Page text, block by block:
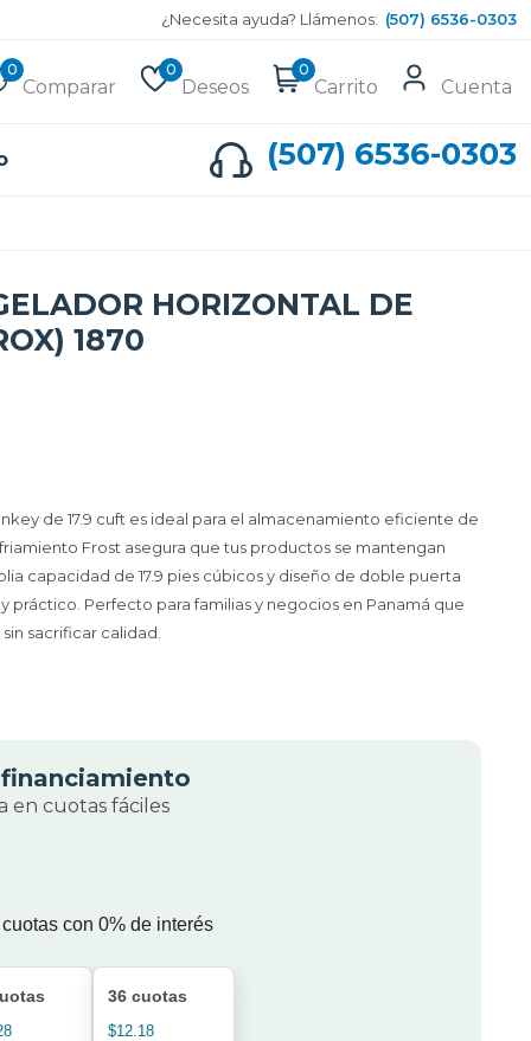
¿Necesita ayuda? Llámenos: (507) 6536-0303
0
Comparar
0
Deseos
0
Carrito Cuenta
(507) 6536-0303
HORIZONTAL DE
1870
de 17.9 cuft es ideal para el almacenamiento eficiente de
Frost asegura que tus productos se mantengan
capacidad de 17.9 pies cúbicos y diseño de doble puerta
práctico. Perfecto para familias y negocios en Panamá que
sacrificar calidad.
en cuotas fáciles
con 0% de interés
36 cuotas
$12.18